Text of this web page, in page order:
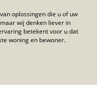
oplossingen die u of uw
wij denken liever in
betekent voor u dat
woning en bewoner.